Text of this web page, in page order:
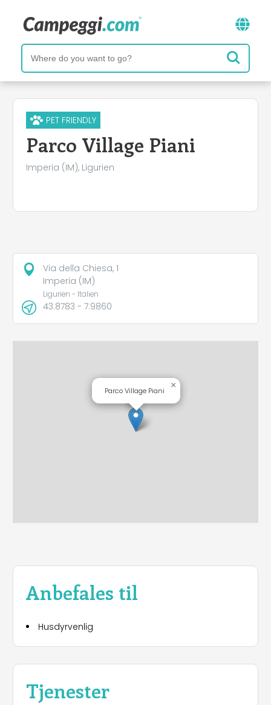
PET FRIENDLY
Parco Village Piani
Imperia (IM), Ligurien
Anbefales til
Husdyrvenlig
Tjenester
Via della Chiesa, 1
Imperia (IM)
Ligurien - Italien
43.8783 - 7.9860
Parco Village Piani
×